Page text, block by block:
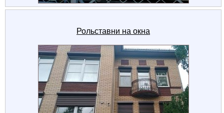
Рольставни на окна